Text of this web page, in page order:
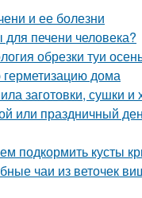
и ее болезни
печени человека?
обрезки туи
герметизацию дома
заготовки, сушки и
или праздничный
подкормить кусты
чаи из веточек